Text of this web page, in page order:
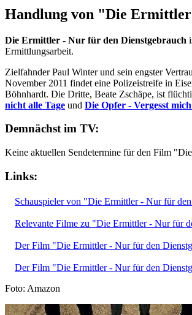
Handlung von "Die
Die Ermittler - Nur für den Dienstgebrauch
Ermittlungsarbeit.
Zielfahnder Paul Winter und sein engster
November 2011 findet eine Polizeistreife in
Böhnhardt. Die Dritte, Beate Zschäpe, ist
nicht alle Tage und Die Opfer - Vergesst
Demnächst im TV:
Keine aktuellen Sendetermine für den Film
Links:
Schauspieler von "Die Ermittler - Nur für
Relevante Filme zu "Die Ermittler - Nur für
Der Film "Die Ermittler - Nur für den
Der Film "Die Ermittler - Nur für den
Foto: Amazon